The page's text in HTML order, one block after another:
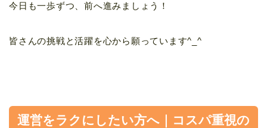
今日も一歩ずつ、前へ進みましょう！
皆さんの挑戦と活躍を心から願っています^_^
運営をラクにしたい方へ｜コスパ重視の